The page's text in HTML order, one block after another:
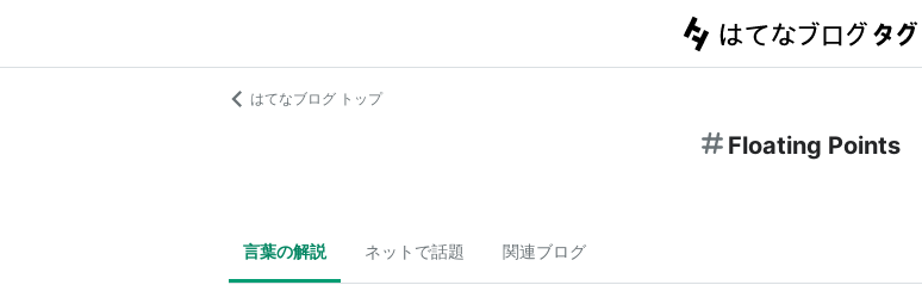
はてなブログ トップ
Floating Points
言葉の解説 ネットで話題 関連ブログ